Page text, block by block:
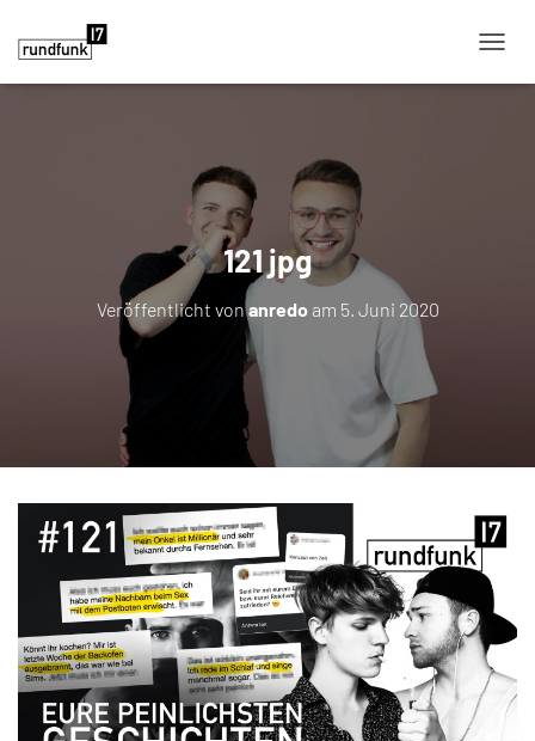
121 jpg
Veröffentlicht vonanredoam 5. Juni 2020